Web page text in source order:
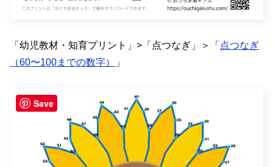
「幼児教材・知育プリント」>「点つなぎ」＞「 点つなぎ
（60〜100までの数字）
」
Save